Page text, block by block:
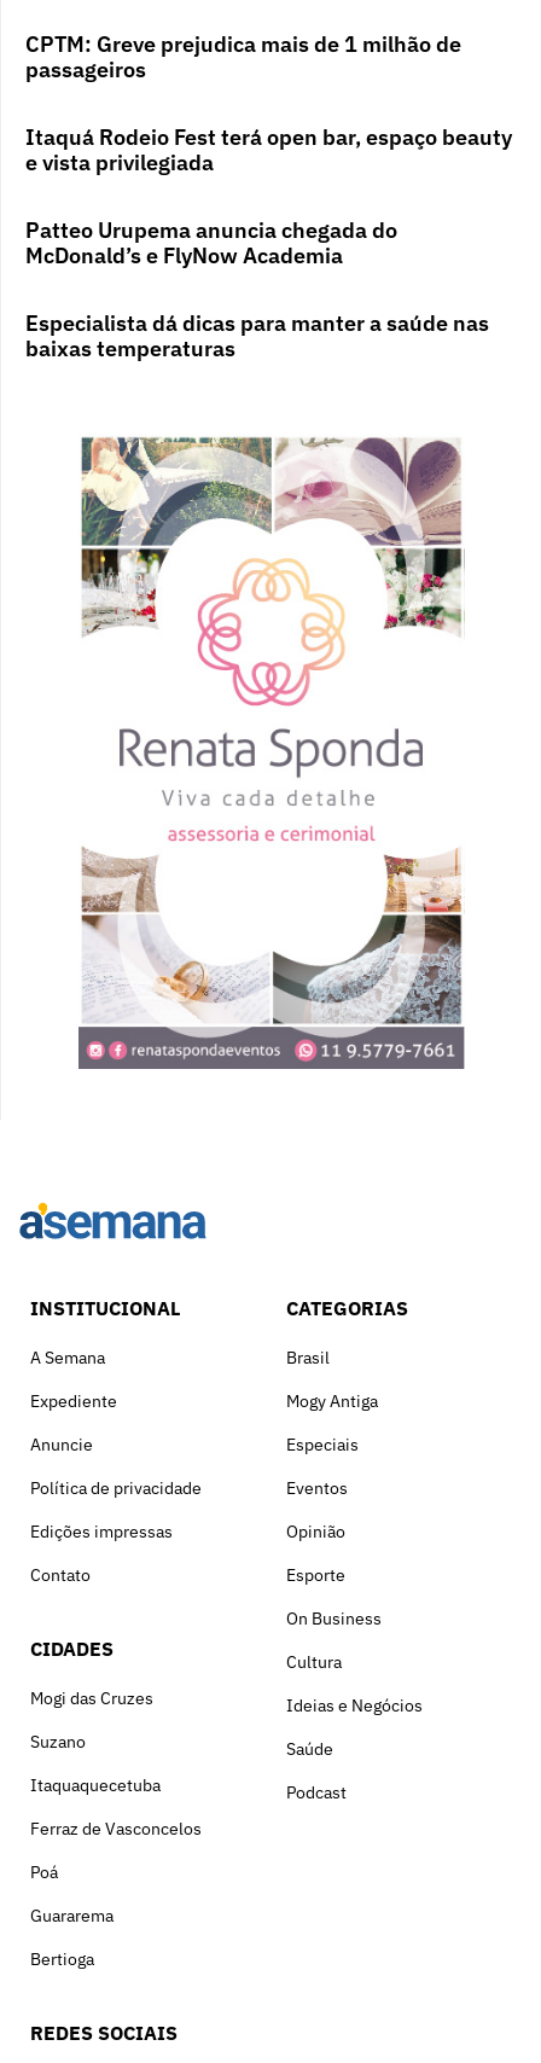
CPTM: Greve prejudica mais de 1 milhão de
passageiros
Itaquá Rodeio Fest terá open bar, espaço beauty
e vista privilegiada
Patteo Urupema anuncia chegada do
McDonald’s e FlyNow Academia
Especialista dá dicas para manter a saúde nas
baixas temperaturas
INSTITUCIONAL
A Semana
Expediente
Anuncie
Política de privacidade
Edições impressas
Contato
CIDADES
Mogi das Cruzes
Suzano
Itaquaquecetuba
Ferraz de Vasconcelos
Poá
Guararema
Bertioga
CATEGORIAS
Brasil
Mogy Antiga
Especiais
Eventos
Opinião
Esporte
On Business
Cultura
Ideias e Negócios
Saúde
Podcast
REDES SOCIAIS